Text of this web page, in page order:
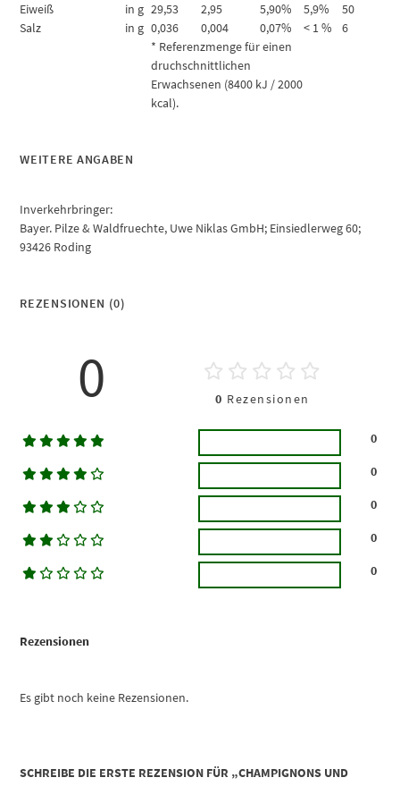
Eiweiß
in g 29,53 2,95 5,90% 5,9%
50
Salz
in g 0,036 0,004 0,07% < 1 %
6
* Referenzmenge für einen
druchschnittlichen
Erwachsenen (8400 kJ / 2000
kcal).
WEITERE ANGABEN
Inverkehrbringer:
Bayer. Pilze & Waldfruechte, Uwe Niklas GmbH; Einsiedlerweg 60;
93426 Roding
REZENSIONEN (0)
Rezensionen
Es gibt noch keine Rezensionen.
0 0 Rezensionen
0
0
0
0
0
SCHREIBE DIE ERSTE REZENSION FÜR „CHAMPIGNONS UND